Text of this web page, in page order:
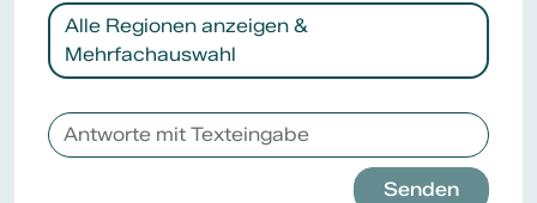
Alle Regionen anzeigen &
Mehrfachauswahl
Senden